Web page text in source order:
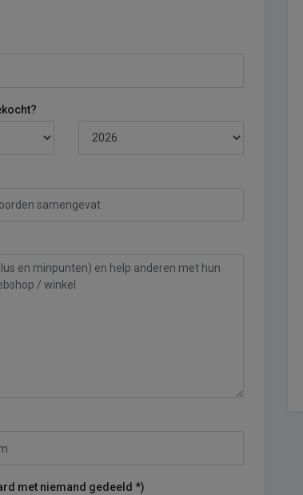
met niemand gedeeld *)